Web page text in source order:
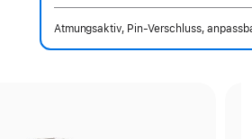
Atmungsaktiv, Pin‑Verschluss,